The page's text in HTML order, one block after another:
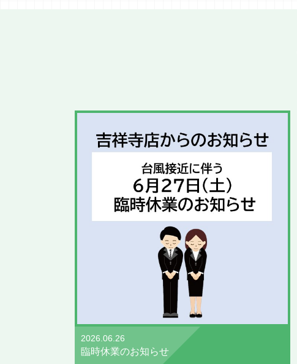
2026.06.26
臨時休業のお知らせ